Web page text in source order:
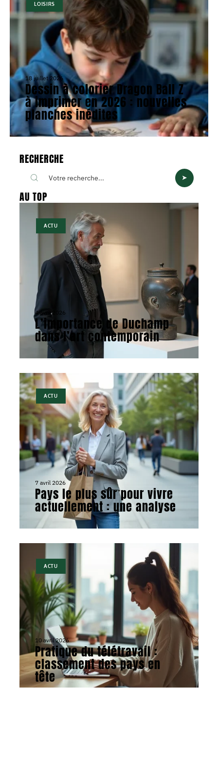
LOISIRS
18 juillet 2026
Dessin à colorier Dragon Ball Z
à imprimer en 2026 : nouvelles
planches inédites
RECHERCHE
AU TOP
ACTU
4 avril 2026
L’importance de Duchamp
dans l’art contemporain
ACTU
7 avril 2026
Pays le plus sûr pour vivre
actuellement : une analyse
ACTU
10 avril 2026
Pratique du télétravail :
classement des pays en
tête